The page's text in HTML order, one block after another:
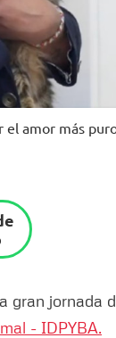
amor más
gran jornada
- IDPYBA.